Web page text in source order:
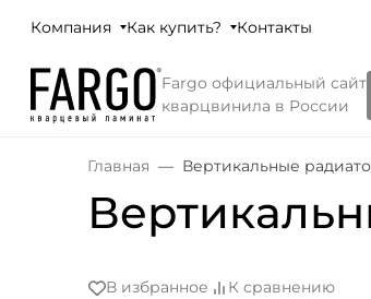
Компания Как купить? Контакты
Fargo официальный сайт
кварцвинила в России
Главная Вертикальные
В избранное К сравнению